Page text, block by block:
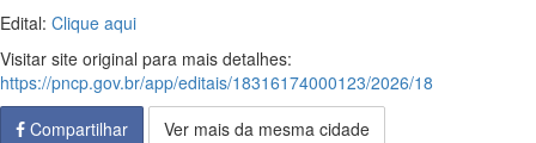
Edital: Clique aqui
Visitar site original para mais detalhes:
https://pncp.gov.br/app/editais/18316174000123/2026/18
Compartilhar
Ver mais da mesma cidade